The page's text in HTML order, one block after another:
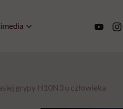
grypy H10N3 u człowieka